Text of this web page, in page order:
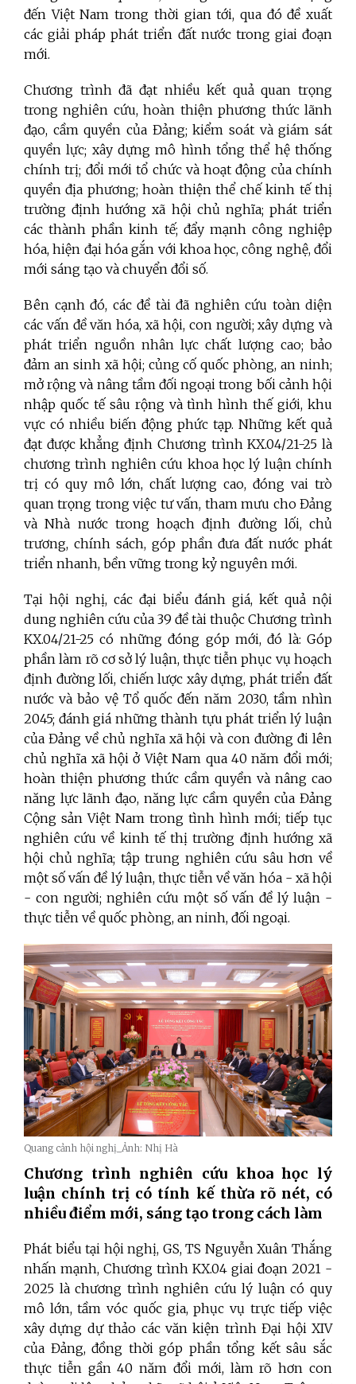
đến Việt Nam trong thời gian tới, qua đó đề xuất
các giải pháp phát triển đất nước trong giai đoạn
mới.
Chương trình đã đạt nhiều kết quả quan trọng
trong nghiên cứu, hoàn thiện phương thức lãnh
đạo, cầm quyền của Đảng; kiểm soát và giám sát
quyền lực; xây dựng mô hình tổng thể hệ thống
chính trị; đổi mới tổ chức và hoạt động của chính
quyền địa phương; hoàn thiện thể chế kinh tế thị
trường định hướng xã hội chủ nghĩa; phát triển
các thành phần kinh tế; đẩy mạnh công nghiệp
hóa, hiện đại hóa gắn với khoa học, công nghệ, đổi
mới sáng tạo và chuyển đổi số.
Bên cạnh đó, các đề tài đã nghiên cứu toàn diện
các vấn đề văn hóa, xã hội, con người; xây dựng và
phát triển nguồn nhân lực chất lượng cao; bảo
đảm an sinh xã hội; củng cố quốc phòng, an ninh;
mở rộng và nâng tầm đối ngoại trong bối cảnh hội
nhập quốc tế sâu rộng và tình hình thế giới, khu
vực có nhiều biến động phức tạp. Những kết quả
đạt được khẳng định Chương trình KX.04/21-25 là
chương trình nghiên cứu khoa học lý luận chính
trị có quy mô lớn, chất lượng cao, đóng vai trò
quan trọng trong việc tư vấn, tham mưu cho Đảng
và Nhà nước trong hoạch định đường lối, chủ
trương, chính sách, góp phần đưa đất nước phát
triển nhanh, bền vững trong kỷ nguyên mới.
Tại hội nghị, các đại biểu đánh giá, kết quả nội
dung nghiên cứu của 39 đề tài thuộc Chương trình
KX.04/21-25 có những đóng góp mới, đó là: Góp
phần làm rõ cơ sở lý luận, thực tiễn phục vụ hoạch
định đường lối, chiến lược xây dựng, phát triển đất
nước và bảo vệ Tổ quốc đến năm 2030, tầm nhìn
2045; đánh giá những thành tựu phát triển lý luận
của Đảng về chủ nghĩa xã hội và con đường đi lên
chủ nghĩa xã hội ở Việt Nam qua 40 năm đổi mới;
hoàn thiện phương thức cầm quyền và nâng cao
năng lực lãnh đạo, năng lực cầm quyền của Đảng
Cộng sản Việt Nam trong tình hình mới; tiếp tục
nghiên cứu về kinh tế thị trường định hướng xã
hội chủ nghĩa; tập trung nghiên cứu sâu hơn về
một số vấn đề lý luận, thực tiễn về văn hóa - xã hội
- con người; nghiên cứu một số vấn đề lý luận -
thực tiễn về quốc phòng, an ninh, đối ngoại.
Quang cảnh hội nghị_Ảnh: Nhị Hà
Chương trình nghiên cứu khoa học lý
luận chính trị có tính kế thừa rõ nét, có
nhiều điểm mới, sáng tạo trong cách làm
Phát biểu tại hội nghị, GS, TS Nguyễn Xuân Thắng
nhấn mạnh, Chương trình KX.04 giai đoạn 2021 -
2025 là chương trình nghiên cứu lý luận có quy
mô lớn, tầm vóc quốc gia, phục vụ trực tiếp việc
xây dựng dự thảo các văn kiện trình Đại hội XIV
của Đảng, đồng thời góp phần tổng kết sâu sắc
thực tiễn gần 40 năm đổi mới, làm rõ hơn con